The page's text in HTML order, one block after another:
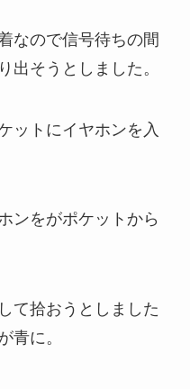
なので信号待ちの間
出そうとしました。
ットにイヤホンを入
ンをがポケットから
て拾おうとしました
青に。